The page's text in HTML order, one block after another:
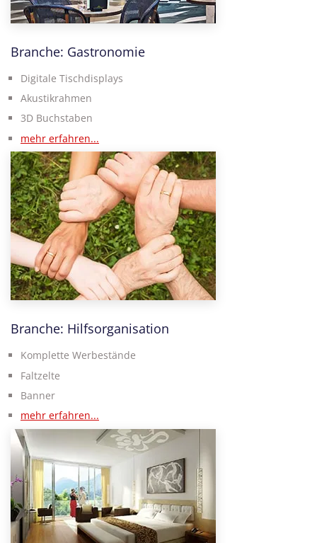
Branche: Gastronomie
Digitale Tischdisplays
Akustikrahmen
3D Buchstaben
mehr erfahren...
Branche: Hilfsorganisation
Komplette Werbestände
Faltzelte
Banner
mehr erfahren...